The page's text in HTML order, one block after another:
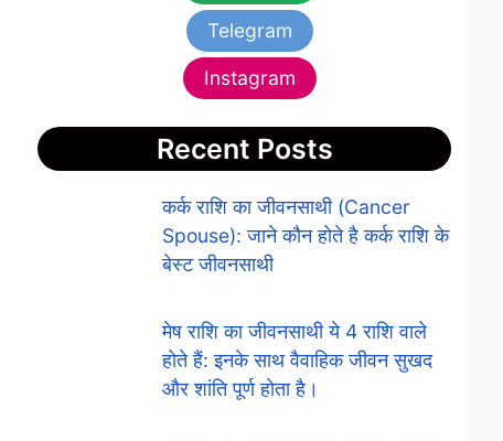
Telegram
Instagram
Recent Posts
कर्क राशि का जीवनसाथी (Cancer
Spouse): जाने कौन होते है कर्क राशि के
बेस्ट जीवनसाथी
मेष राशि का जीवनसाथी ये 4 राशि वाले
होते हैं: इनके साथ वैवाहिक जीवन सुखद
और शांति पूर्ण होता है।